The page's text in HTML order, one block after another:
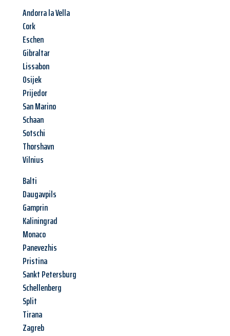
Andorra la Vella
Cork
Eschen
Gibraltar
Lissabon
Osijek
Prijedor
San Marino
Schaan
Sotschi
Thorshavn
Vilnius
Balti
Daugavpils
Gamprin
Kaliningrad
Monaco
Panevezhis
Pristina
Sankt Petersburg
Schellenberg
Split
Tirana
Zagreb